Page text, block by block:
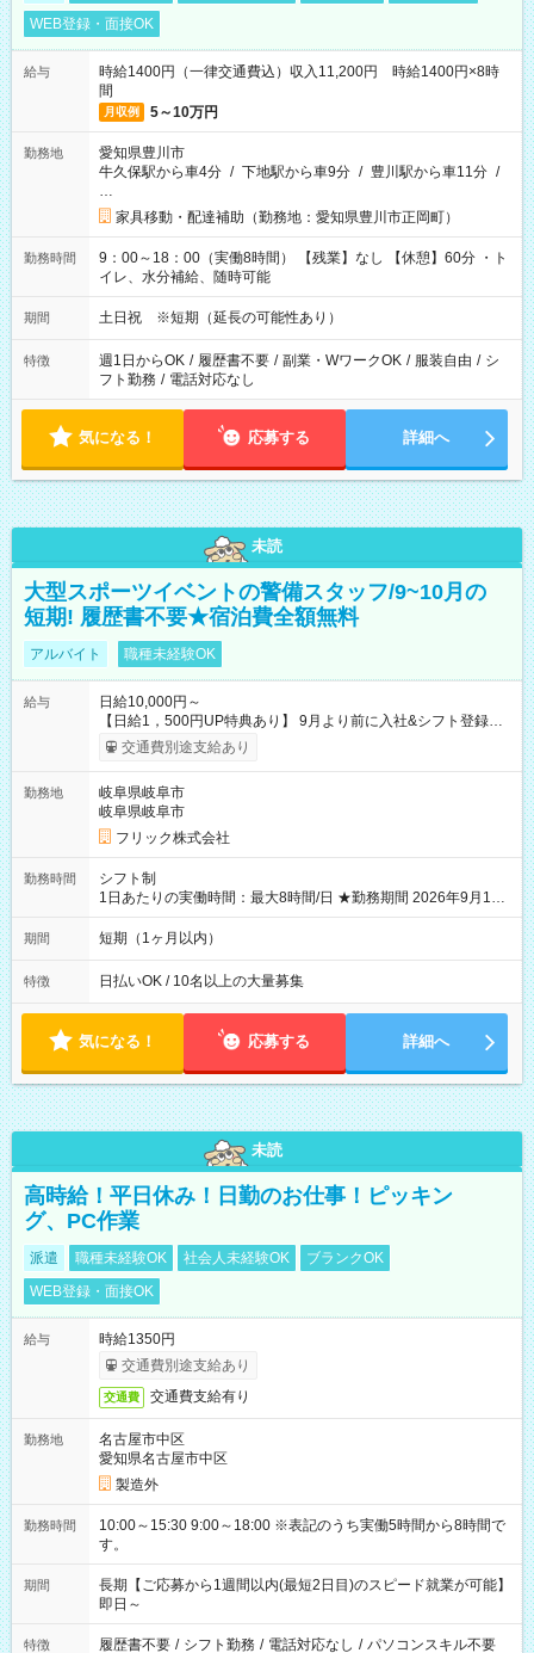
WEB登録・面接OK
給与
時給1400円（一律交通費込）収入11,200円 時給1400円×8時
間
月収例 5～10万円
勤務地
愛知県豊川市
牛久保駅から車4分 / 下地駅から車9分 / 豊川駅から車11分 /
…
家具移動・配達補助（勤務地：愛知県豊川市正岡町）
勤務時間
9：00～18：00（実働8時間） 【残業】なし 【休憩】60分 ・ト
イレ、水分補給、随時可能
期間 土日祝 ※短期（延長の可能性あり）
特徴 週1日からOK / 履歴書不要 / 副業・WワークOK / 服装自由 / シ
フト勤務 / 電話対応なし
気になる！ 応募する 詳細へ
未読
大型スポーツイベントの警備スタッフ/9~10月の
短期! 履歴書不要★宿泊費全額無料
アルバイト 職種未経験OK
給与
日給10,000円～
【日給1，500円UP特典あり】 9月より前に入社&シフト登録す
ると 期間中(9/16~10/23) の日給がUP! 日給1万1500円でしっか
り稼げます♪ 【試用期間】試用期間なし
交通費別途支給あり
勤務地
岐阜県岐阜市
岐阜県岐阜市
フリック株式会社
勤務時間
シフト制
1日あたりの実働時間：最大8時間/日 ★勤務期間 2026年9月16
日~2026年10月23日 短期勤務OK! 期間中フル勤務できる方優遇
※週3~5日勤務(勤務日数応相談) ※期間前から勤務スタートも可
り ※夜勤シフトあり
期間 短期（1ヶ月以内）
特徴 日払いOK / 10名以上の大量募集
気になる！ 応募する 詳細へ
未読
高時給！平日休み！日勤のお仕事！ピッキン
グ、PC作業
派遣 職種未経験OK 社会人未経験OK
ブランクOK
WEB登録・面接OK
給与
時給1350円
交通費別途支給あり
交通費 交通費支給有り
勤務地
名古屋市中区
愛知県名古屋市中区
製造外
勤務時間
10:00～15:30 9:00～18:00 ※表記のうち実働5時間から8時間で
す。
期間
長期【ご応募から1週間以内(最短2日目)のスピード就業が可能】
即日～
特徴 履歴書不要 / シフト勤務 / 電話対応なし / パソコンスキル不要